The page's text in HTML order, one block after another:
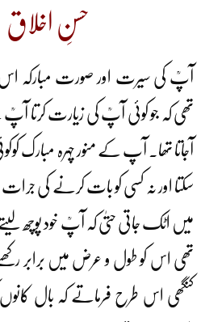
حسنِ اخلاق
آپؒ کی سیرت اور صورت مبارکہ اس
تھی کہ جو کوئی آپؒ کی زیارت کرتا
آجاتا تھا۔ آپ کے منور چہرہ مبارک کوکوئی
سکتا اور نہ کسی کو بات کرنے کی
میں اٹک جاتی حتیٰ کہ آپؒ خود پوچھ
تھی اس کو طول و عرض میں برابر
کنگھی اس طرح فرماتے کہ بال